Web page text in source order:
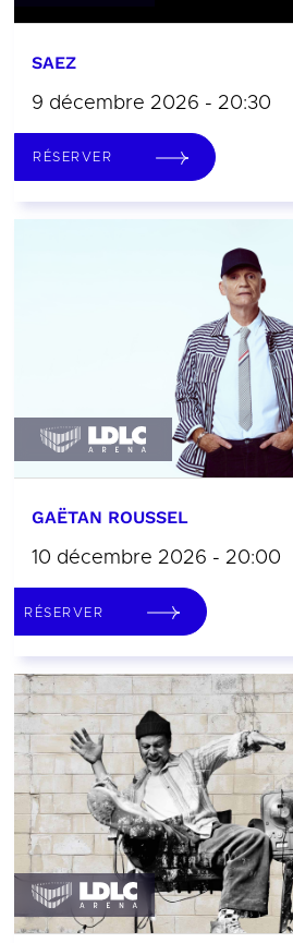
SAEZ
9 décembre 2026 - 20:30
RÉSERVER
GAËTAN ROUSSEL
10 décembre 2026 - 20:00
RÉSERVER